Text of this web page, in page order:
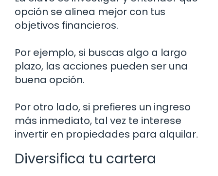
opción se alinea mejor con tus
objetivos financieros.
Por ejemplo, si buscas algo a largo
plazo, las acciones pueden ser una
buena opción.
Por otro lado, si prefieres un ingreso
más inmediato, tal vez te interese
invertir en propiedades para alquilar.
Diversifica tu cartera